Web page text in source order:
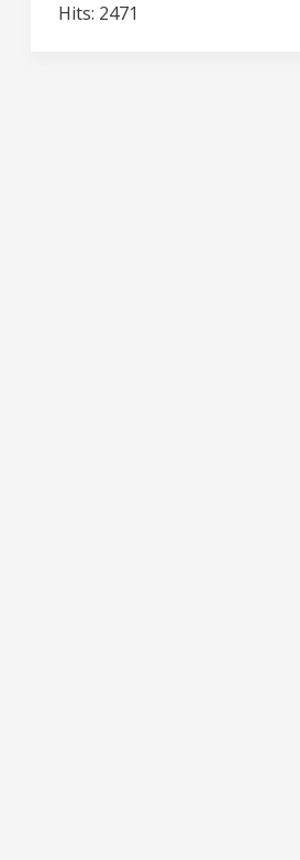
Hits: 2471